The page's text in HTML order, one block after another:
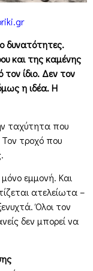
δυνατότητες.
και της καμένης
τον ίδιο. Δεν τον
η ιδέα. Η
ταχύτητα που
τροχό που
εμμονή. Και
ατελείωτα –
Όλοι τον
δεν μπορεί να